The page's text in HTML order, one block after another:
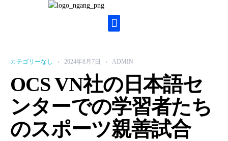
カテゴリーなし 2024年8月7日 ADMIN
OCS VN社の日本語セ
ンターでの学習者たち
のスポーツ親善試合